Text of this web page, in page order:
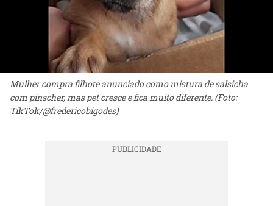
Mulher compra filhote anunciado como mistura de salsicha
com pinscher, mas pet cresce e fica muito diferente. (Foto:
TikTok/@fredericobigodes)